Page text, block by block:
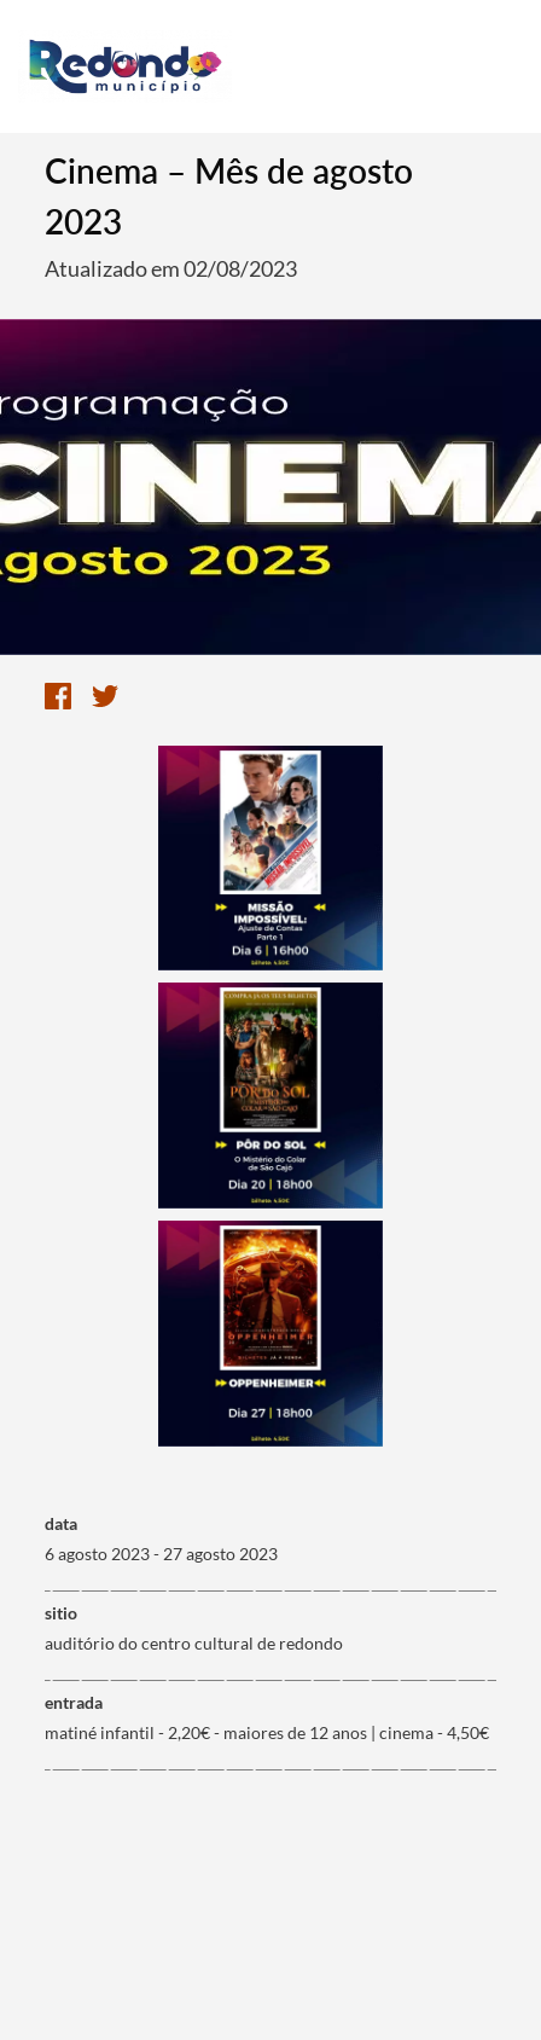
Termo de Pesquisa
Categorias gerais
Cinema – Mês de agosto
2023
Atualizado em 02/08/2023
data
6 agosto 2023 - 27 agosto 2023
sitio
auditório do centro cultural de redondo
entrada
matiné infantil - 2,20€ - maiores de 12 anos | cinema - 4,50€